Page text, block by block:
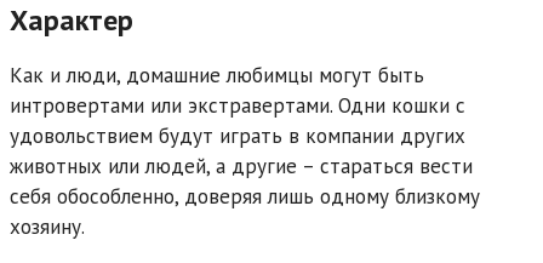
Характер
Как и люди, домашние любимцы могут быть
интровертами или экстравертами. Одни кошки с
удовольствием будут играть в компании других
животных или людей, а другие – стараться вести
себя обособленно, доверяя лишь одному близкому
хозяину.